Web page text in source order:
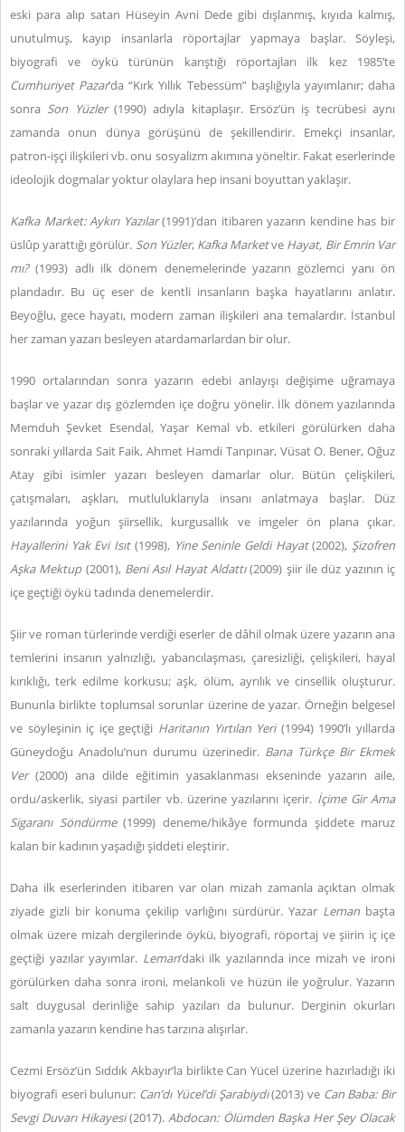
eski para alıp satan Hüseyin Avni Dede gibi dışlanmış, kıyıda kalmış,
unutulmuş, kayıp insanlarla röportajlar yapmaya başlar. Söyleşi,
biyografi ve öykü türünün karıştığı röportajları ilk kez 1985’te
Cumhuriyet Pazar’da “Kırk Yıllık Tebessüm” başlığıyla yayımlanır; daha
sonra Son Yüzler(1990) adıyla kitaplaşır. Ersöz’ün iş tecrübesi aynı
zamanda onun dünya görüşünü de şekillendirir. Emekçi insanlar,
patron-işçi ilişkileri vb. onu sosyalizm akımına yöneltir. Fakat eserlerinde
ideolojik dogmalar yoktur olaylara hep insani boyuttan yaklaşır.
Kafka Market: Aykırı Yazılar(1991)’dan itibaren yazarın kendine has bir
üslûp yarattığı görülür. Son Yüzler, Kafka Marketve Hayat, Bir Emrin Var
mı?(1993) adlı ilk dönem denemelerinde yazarın gözlemci yanı ön
plandadır. Bu üç eser de kentli insanların başka hayatlarını anlatır.
Beyoğlu, gece hayatı, modern zaman ilişkileri ana temalardır. İstanbul
her zaman yazarı besleyen atardamarlardan bir olur.
1990 ortalarından sonra yazarın edebi anlayışı değişime uğramaya
başlar ve yazar dış gözlemden içe doğru yönelir. İlk dönem yazılarında
Memduh Şevket Esendal, Yaşar Kemal vb. etkileri görülürken daha
sonraki yıllarda Sait Faik, Ahmet Hamdi Tanpınar, Vüsat O. Bener, Oğuz
Atay gibi isimler yazarı besleyen damarlar olur. Bütün çelişkileri,
çatışmaları, aşkları, mutluluklarıyla insanı anlatmaya başlar. Düz
yazılarında yoğun şiirsellik, kurgusallık ve imgeler ön plana çıkar.
Hayallerini Yak Evi Isıt (1998), Yine Seninle Geldi Hayat(2002), Şizofren
Aşka Mektup (2001), Beni Asıl Hayat Aldattı(2009) şiir ile düz yazının iç
içe geçtiği öykü tadında denemelerdir.
Şiir ve roman türlerinde verdiği eserler de dâhil olmak üzere yazarın ana
temlerini insanın yalnızlığı, yabancılaşması, çaresizliği, çelişkileri, hayal
kırıklığı, terk edilme korkusu; aşk, ölüm, ayrılık ve cinsellik oluşturur.
Bununla birlikte toplumsal sorunlar üzerine de yazar. Örneğin belgesel
ve söyleşinin iç içe geçtiği Haritanın Yırtılan Yeri(1994) 1990’lı yıllarda
Güneydoğu Anadolu’nun durumu üzerinedir. Bana Türkçe Bir Ekmek
Ver(2000) ana dilde eğitimin yasaklanması ekseninde yazarın aile,
ordu/askerlik, siyasi partiler vb. üzerine yazılarını içerir. İçime Gir Ama
Sigaranı Söndürme (1999) deneme/hikâye formunda şiddete maruz
kalan bir kadının yaşadığı şiddeti eleştirir.
Daha ilk eserlerinden itibaren var olan mizah zamanla açıktan olmak
ziyade gizli bir konuma çekilip varlığını sürdürür. Yazar Lemanbaşta
olmak üzere mizah dergilerinde öykü, biyografi, röportaj ve şiirin iç içe
geçtiği yazılar yayımlar. Leman’daki ilk yazılarında ince mizah ve ironi
görülürken daha sonra ironi, melankoli ve hüzün ile yoğrulur. Yazarın
salt duygusal derinliğe sahip yazıları da bulunur. Derginin okurları
zamanla yazarın kendine has tarzına alışırlar.
Cezmi Ersöz’ün Sıddık Akbayır’la birlikte Can Yücel üzerine hazırladığı iki
biyografi eseri bulunur: Can’dı Yücel’di Şarabiydi(2013) ve Can Baba: Bir
Sevgi Duvarı Hikayesi(2017).Abdocan: Ölümden Başka Her Şey Olacak